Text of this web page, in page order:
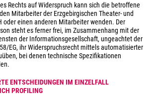
Rechts auf Widerspruch kann sich die betroffene
Mitarbeiter der Erzgebirgischen Theater- und
oder einen anderen Mitarbeiter wenden. Der
steht es ferner frei, im Zusammenhang mit der
der Informationsgesellschaft, ungeachtet der
EG, ihr Widerspruchsrecht mittels automatisierter
bei denen technische Spezifikationen
ENTSCHEIDUNGEN IM EINZELFALL
PROFILING